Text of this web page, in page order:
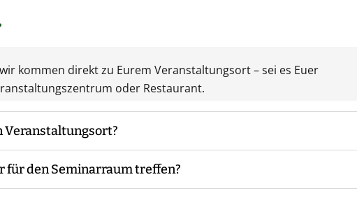
kommen direkt zu Eurem Veranstaltungsort – sei es Euer
oder Restaurant.
Veranstaltungsort?
alle Teilnehmer bieten. Sonst wird nur fließendes Wasser
für den Seminarraum treffen?